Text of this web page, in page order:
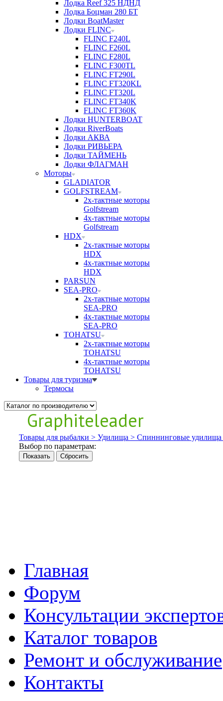
Лодка Reef 325 НДНД
Лодка Боцман 280 БТ
Лодки BoatMaster
Лодки FLINC
FLINC F240L
FLINC F260L
FLINC F280L
FLINC F300TL
FLINC FT290L
FLINC FT320KL
FLINC FT320L
FLINC FT340K
FLINC FT360K
Лодки HUNTERBOAT
Лодки RiverBoats
Лодки АКВА
Лодки РИВЬЕРА
Лодки ТАЙМЕНЬ
Лодки ФЛАГМАН
Моторы
GLADIATOR
GOLFSTREAM
2х-тактные моторы
Golfstream
4х-тактные моторы
Golfstream
HDX
2х-тактные моторы
HDX
4х-тактные моторы
HDX
PARSUN
SEA-PRO
2х-тактные моторы
SEA-PRO
4х-тактные моторы
SEA-PRO
TOHATSU
2х-тактные моторы
TOHATSU
4х-тактные моторы
TOHATSU
Товары для туризма
Термосы
Graphiteleader
Товары для рыбалки > Удилища > Спиннинговые удилища
Выбор по параметрам:
Главная
Форум
Консультации
Каталог товаров
Ремонт и обслуживание
Контакты